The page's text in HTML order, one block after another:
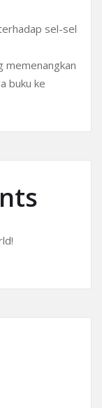
sel-sel
memenangkan
buku ke